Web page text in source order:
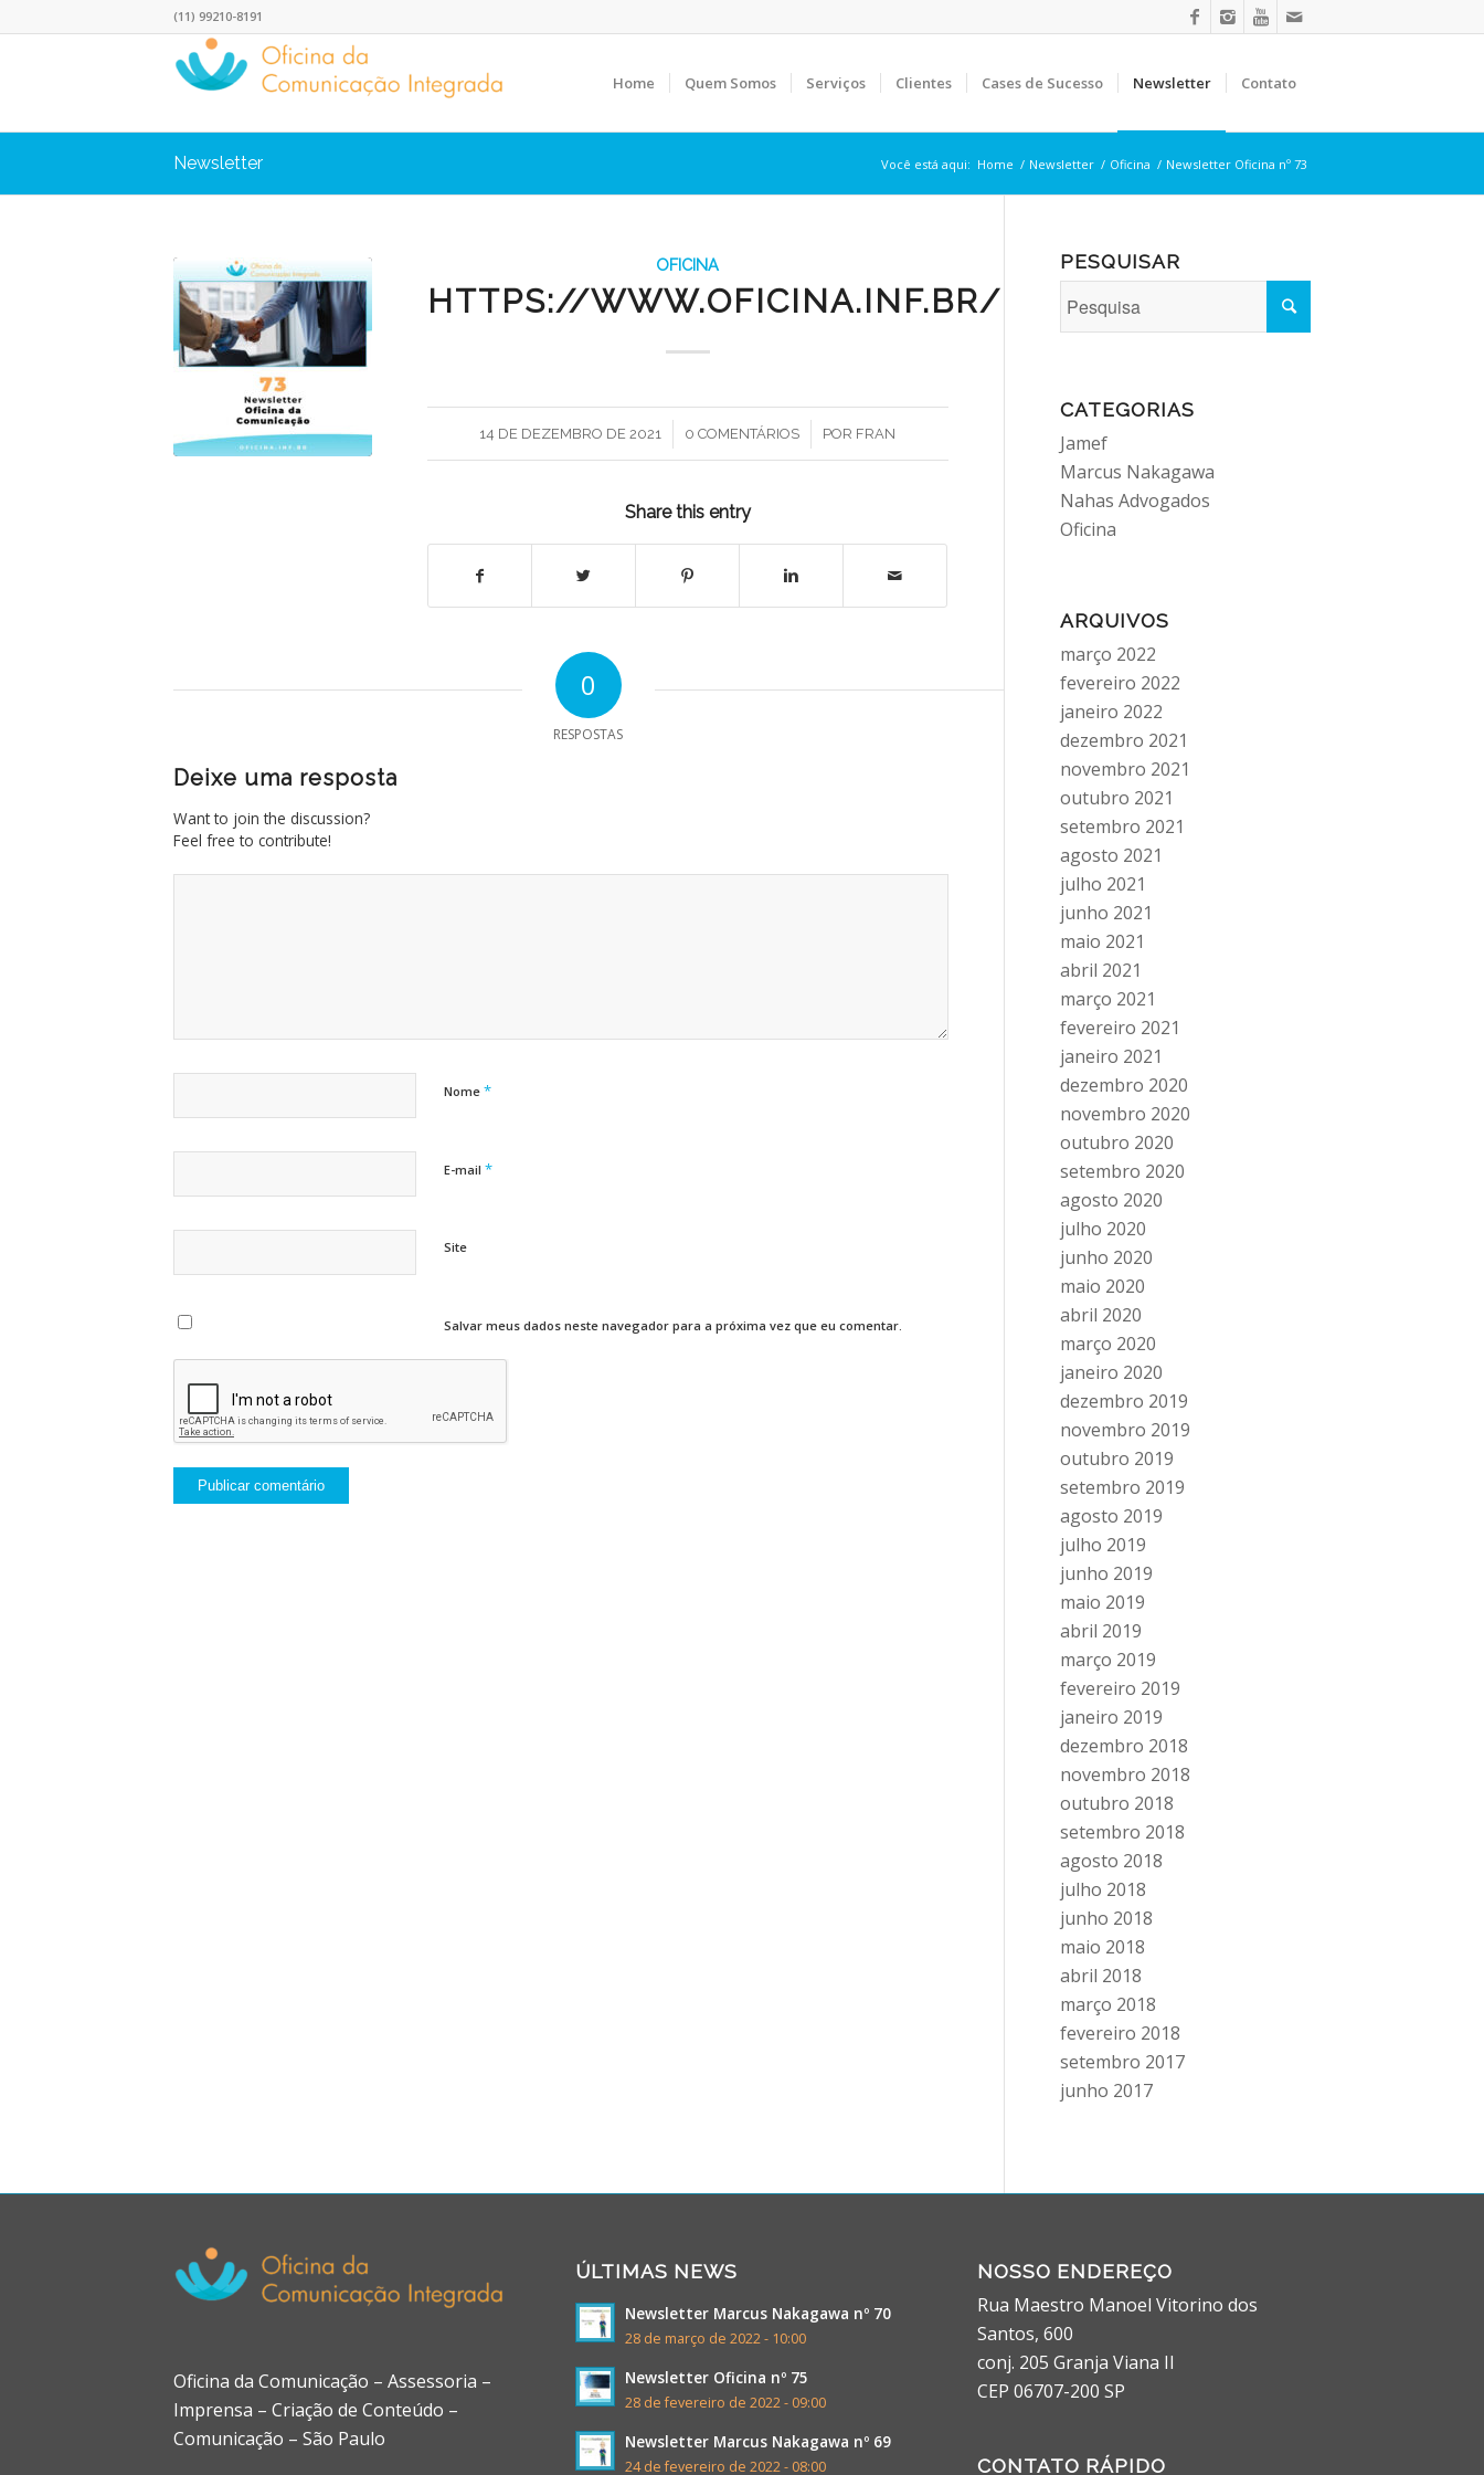
(11) 99210-8191
Home Quem Somos Serviços Clientes Cases de Sucesso Newsletter Contato
Newsletter Você está aqui: Home / Newsletter / Oficina / Newsletter Oficina nº 73
OFICINA
HTTPS://WWW.OFICINA.INF.BR/NEWS_OFICINA/73/
14 DE DEZEMBRO DE 2021
/ 0 COMENTÁRIOS
/ POR FRAN
Share this entry
0
RESPOSTAS
Deixe uma resposta
Want to join the discussion?
Feel free to contribute!
Nome *
E-mail *
Site
Salvar meus dados neste navegador para a próxima vez que eu comentar.
PESQUISAR
CATEGORIAS
Jamef
Marcus Nakagawa
Nahas Advogados
Oficina
ARQUIVOS
março 2022
fevereiro 2022
janeiro 2022
dezembro 2021
novembro 2021
outubro 2021
setembro 2021
agosto 2021
julho 2021
junho 2021
maio 2021
abril 2021
março 2021
fevereiro 2021
janeiro 2021
dezembro 2020
novembro 2020
outubro 2020
setembro 2020
agosto 2020
julho 2020
junho 2020
maio 2020
abril 2020
março 2020
janeiro 2020
dezembro 2019
novembro 2019
outubro 2019
setembro 2019
agosto 2019
julho 2019
junho 2019
maio 2019
abril 2019
março 2019
fevereiro 2019
janeiro 2019
dezembro 2018
novembro 2018
outubro 2018
setembro 2018
agosto 2018
julho 2018
junho 2018
maio 2018
abril 2018
março 2018
fevereiro 2018
setembro 2017
junho 2017
Oficina da Comunicação – Assessoria –
Imprensa – Criação de Conteúdo –
Comunicação – São Paulo
ÚLTIMAS NEWS
Newsletter Marcus Nakagawa nº 70
28 de março de 2022 - 10:00
Newsletter Oficina nº 75
28 de fevereiro de 2022 - 09:00
Newsletter Marcus Nakagawa nº 69
24 de fevereiro de 2022 - 08:00
NOSSO ENDEREÇO
Rua Maestro Manoel Vitorino dos
Santos, 600
conj. 205 Granja Viana II
CEP 06707-200 SP
CONTATO RÁPIDO